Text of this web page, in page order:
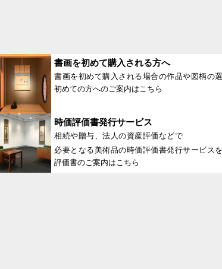
書画を初めて購入される方へ
書画を初めて購入される場合の作品や図柄の
初めての方へのご案内はこちら
時価評価書発行サービス
相続や贈与、法人の資産評価などで
必要となる美術品の時価評価書発行サービス
評価書のご案内はこちら